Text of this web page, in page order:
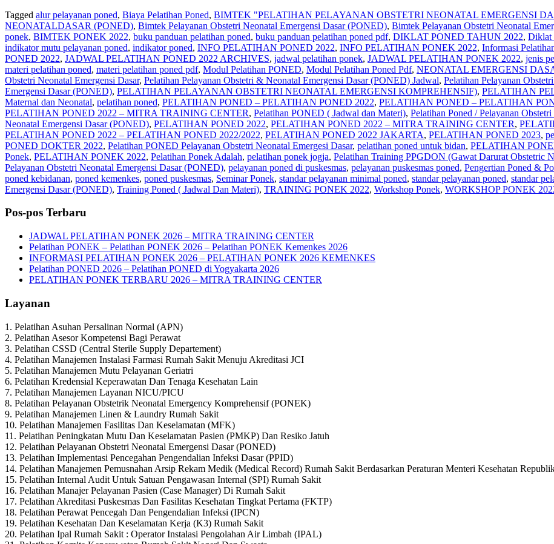
Tagged alur pelayanan poned, Biaya Pelatihan Poned, BIMTEK "PELATIHAN PELAYANAN OBSTETRI NEONATAL EMERGENSI
NEONATALDASAR (PONED), Bimtek Pelayanan Obstetri Neonatal Emergensi Dasar (PONED), Bimtek Pelayanan Obstetri Neonatal
ponek, BIMTEK PONEK 2022, buku panduan pelatihan poned, buku panduan pelatihan poned pdf, DIKLAT PONED TAHUN 2022, Diklat
indikator mutu pelayanan poned, indikator poned, INFO PELATIHAN PONED 2022, INFO PELATIHAN PONEK 2022, Informasi
PONED 2022, JADWAL PELATIHAN PONED 2022 ARCHIVES, jadwal pelatihan ponek, JADWAL PELATIHAN PONEK 2022, jenis
materi pelatihan poned, materi pelatihan poned pdf, Modul Pelatihan PONED, Modul Pelatihan Poned Pdf, NEONATAL EMERGENSI
Obstetri Neonatal Emergensi Dasar, Pelatihan Pelayanan Obstetri & Neonatal Emergensi Dasar (PONED) Jadwal, Pelatihan Pelayanan
Emergensi Dasar (PONED), PELATIHAN PELAYANAN OBSTETRI NEONATAL EMERGENSI KOMPREHENSIF), PELATIHAN
Maternal dan Neonatal, pelatihan poned, PELATIHAN PONED – PELATIHAN PONED 2022, PELATIHAN PONED – PELATIHAN
PELATIHAN PONED 2022 – MITRA TRAINING CENTER, Pelatihan PONED ( Jadwal dan Materi), Pelatihan Poned / Pelayanan
Neonatal Emergensi Dasar (PONED), PELATIHAN PONED 2022, PELATIHAN PONED 2022 – MITRA TRAINING CENTER,
PELATIHAN PONED 2022 – PELATIHAN PONED 2022/2022, PELATIHAN PONED 2022 JAKARTA, PELATIHAN PONED 2023,
PONED DOKTER 2022, Pelatihan PONED Pelayanan Obstetri Neonatal Emergesi Dasar, pelatihan poned untuk bidan, PELATIHAN
Ponek, PELATIHAN PONEK 2022, Pelatihan Ponek Adalah, pelatihan ponek jogja, Pelatihan Training PPGDON (Gawat Darurat Obstetric
Pelayanan Obstetri Neonatal Emergensi Dasar (PONED), pelayanan poned di puskesmas, pelayanan puskesmas poned, Pengertian Poned &
poned kebidanan, poned kemenkes, poned puskesmas, Seminar Ponek, standar pelayanan minimal poned, standar pelayanan poned, standar
Emergensi Dasar (PONED), Training Poned ( Jadwal Dan Materi), TRAINING PONEK 2022, Workshop Ponek, WORKSHOP PONEK
Pos-pos Terbaru
JADWAL PELATIHAN PONEK 2026 – MITRA TRAINING CENTER
Pelatihan PONEK – Pelatihan PONEK 2026 – Pelatihan PONEK Kemenkes 2026
INFORMASI PELATIHAN PONEK 2026 – PELATIHAN PONEK 2026 KEMENKES
Pelatihan PONED 2026 – Pelatihan PONED di Yogyakarta 2026
PELATIHAN PONEK TERBARU 2026 – MITRA TRAINING CENTER
Layanan
1. Pelatihan Asuhan Persalinan Normal (APN)
2. Pelatihan Asesor Kompetensi Bagi Perawat
3. Pelatihan CSSD (Central Sterile Supply Departement)
4. Pelatihan Manajemen Instalasi Farmasi Rumah Sakit Menuju Akreditasi JCI
5. Pelatihan Manajemen Mutu Pelayanan Geriatri
6. Pelatihan Kredensial Keperawatan Dan Tenaga Kesehatan Lain
7. Pelatihan Manajemen Layanan NICU/PICU
8. Pelatihan Pelayanan Obstetrik Neonatal Emergency Komprehensif (PONEK)
9. Pelatihan Manajemen Linen & Laundry Rumah Sakit
10. Pelatihan Manajemen Fasilitas Dan Keselamatan (MFK)
11. Pelatihan Peningkatan Mutu Dan Keselamatan Pasien (PMKP) Dan Resiko Jatuh
12. Pelatihan Pelayanan Obstetri Neonatal Emergensi Dasar (PONED)
13. Pelatihan Implementasi Pencegahan Pengendalian Infeksi Dasar (PPID)
14. Pelatihan Manajemen Pemusnahan Arsip Rekam Medik (Medical Record) Rumah Sakit Berdasarkan Peraturan Menteri Kesehatan
15. Pelatihan Internal Audit Untuk Satuan Pengawasan Internal (SPI) Rumah Sakit
16. Pelatihan Manajer Pelayanan Pasien (Case Manager) Di Rumah Sakit
17. Pelatihan Akreditasi Puskesmas Dan Fasilitas Kesehatan Tingkat Pertama (FKTP)
18. Pelatihan Perawat Pencegah Dan Pengendalian Infeksi (IPCN)
19. Pelatihan Kesehatan Dan Keselamatan Kerja (K3) Rumah Sakit
20. Pelatihan Ipal Rumah Sakit : Operator Instalasi Pengolahan Air Limbah (IPAL)